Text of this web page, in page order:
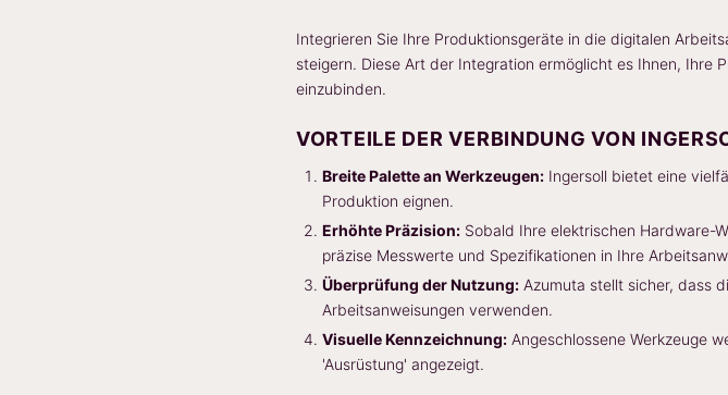
Integrieren Sie Ihre Produktionsgeräte in die digitalen
steigern. Diese Art der Integration ermöglicht es Ihnen,
einzubinden.
VORTEILE DER VERBINDUNG VON
Breite Palette an Werkzeugen: Ingersoll bietet eine
Produktion eignen.
Erhöhte Präzision: Sobald Ihre elektrischen Hardware-
präzise Messwerte und Spezifikationen in Ihre
Überprüfung der Nutzung: Azumuta stellt sicher, dass
Arbeitsanweisungen verwenden.
Visuelle Kennzeichnung: Angeschlossene Werkzeuge
'Ausrüstung' angezeigt.